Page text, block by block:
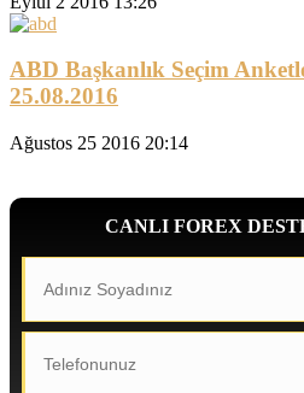
ABD Başkanlık Seçim
25.08.2016
Ağustos 25 2016 20:14
CANLI FOREX